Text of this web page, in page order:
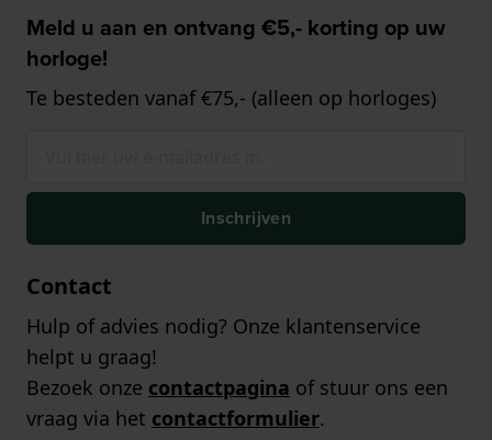
Meld u aan en ontvang €5,- korting op uw
horloge!
Te besteden vanaf €75,- (alleen op horloges)
Inschrijven
Contact
Hulp of advies nodig? Onze klantenservice
helpt u graag!
Bezoek onze contactpagina of stuur ons een
vraag via het contactformulier.